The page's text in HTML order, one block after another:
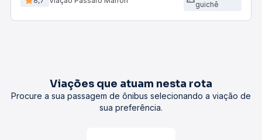
guichê
Viações que atuam nesta rota
Procure a sua passagem de ônibus selecionando a viação de
sua preferência.